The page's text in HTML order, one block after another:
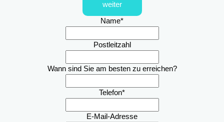
weiter
Name*
Postleitzahl
Wann sind Sie am besten zu erreichen?
Telefon*
E-Mail-Adresse